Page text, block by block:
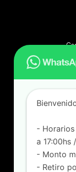
-
a 17:00hs
- Monto
- Retiro